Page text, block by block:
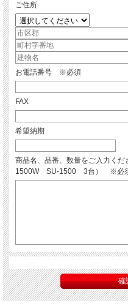
ご住所
お電話番号 ※必須
FAX
希望納期
商品名、品番、数量をご入力く
1500W SU-1500 3台） ※必